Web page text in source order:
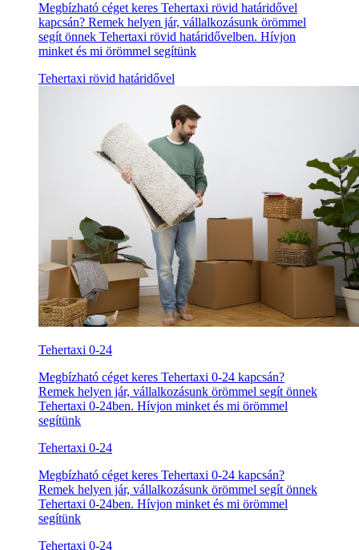
Megbízható céget keres Tehertaxi rövid határidővel
kapcsán? Remek helyen jár, vállalkozásunk örömmel
segít önnek Tehertaxi rövid határidővelben. Hívjon
minket és mi örömmel segítünk
Tehertaxi rövid határidővel
Tehertaxi 0-24
Megbízható céget keres Tehertaxi 0-24 kapcsán?
Remek helyen jár, vállalkozásunk örömmel segít önnek
Tehertaxi 0-24ben. Hívjon minket és mi örömmel
segítünk
Tehertaxi 0-24
Megbízható céget keres Tehertaxi 0-24 kapcsán?
Remek helyen jár, vállalkozásunk örömmel segít önnek
Tehertaxi 0-24ben. Hívjon minket és mi örömmel
segítünk
Tehertaxi 0-24